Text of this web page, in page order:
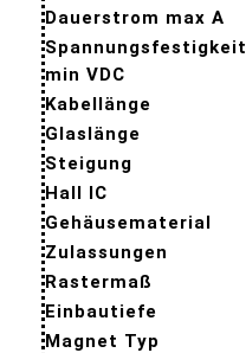
Dauerstrom max A
Spannungsfestigkeit
min VDC
Kabellänge
Glaslänge
Steigung
Hall IC
Gehäusematerial
Zulassungen
Rastermaß
Einbautiefe
Magnet Typ